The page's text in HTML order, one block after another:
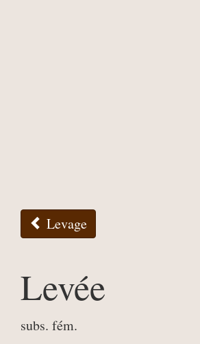
Levage
Levée
subs. fém.